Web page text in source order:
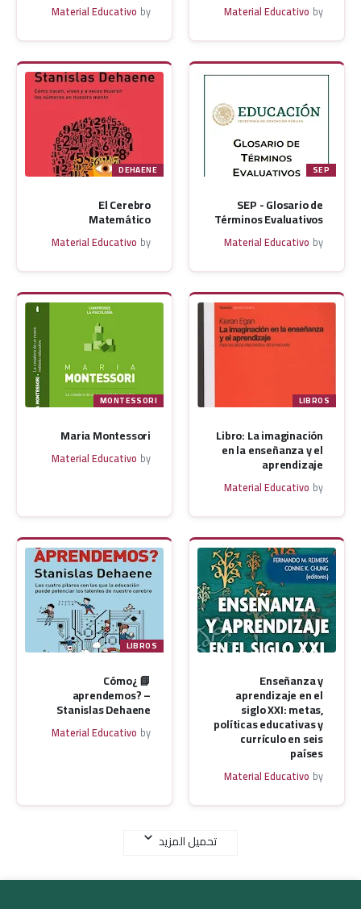
by
Material Educativo
by
Material Educativo
SEP
SEP - Glosario de
Términos Evaluativos
by
Material Educativo
DEHAENE
El Cerebro
Matemático
by
Material Educativo
LIBROS
Libro: La imaginación
en la enseñanza y el
aprendizaje
by
Material Educativo
MONTESSORI
Maria Montessori
by
Material Educativo
Enseñanza y
aprendizaje en el
siglo XXI: metas,
políticas educativas y
currículo en seis
países
by
Material Educativo
LIBROS
📘 ¿Cómo
aprendemos? –
Stanislas Dehaene
by
Material Educativo
تحميل المزيد